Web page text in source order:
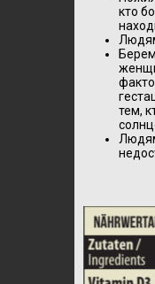
кто
тем,